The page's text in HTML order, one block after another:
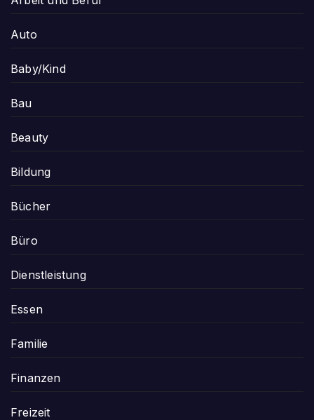
Auto
Baby/Kind
Bau
Beauty
Bildung
Bücher
Büro
Dienstleistung
Essen
Familie
Finanzen
Freizeit